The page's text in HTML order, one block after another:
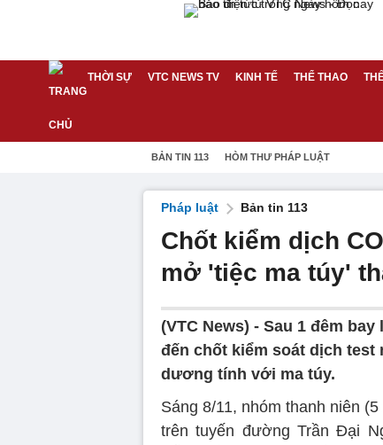
THỜI SỰ VTC NEWS TV KINH TẾ THỂ THAO
BẢN TIN 113 HÒM THƯ PHÁP LUẬT
Pháp luật Bản tin 113
Chốt kiểm dịch
mở 'tiệc ma túy'
(VTC News) - Sau 1 đêm bay
đến chốt kiểm soát dịch test
dương tính với ma túy.
Sáng 8/11, nhóm thanh niên
trên tuyến đường Trần Đại